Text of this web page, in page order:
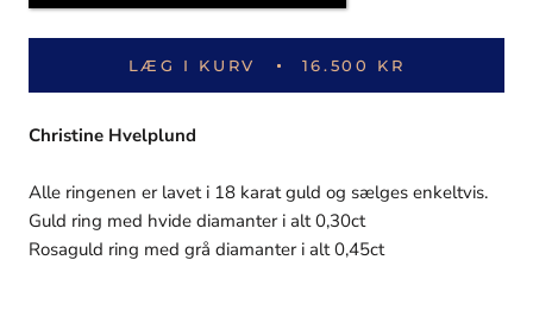
LÆG I KURV 16.500 KR
Christine Hvelplund
Alle ringenen er lavet i 18 karat guld og sælges enkeltvis.
Guld ring med hvide diamanter i alt 0,30ct
Rosaguld ring med grå diamanter i alt 0,45ct